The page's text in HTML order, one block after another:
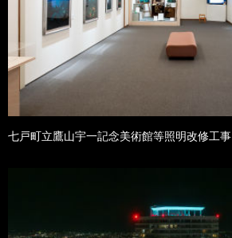
七戸町立鷹山宇一記念美術館等照明改修工事